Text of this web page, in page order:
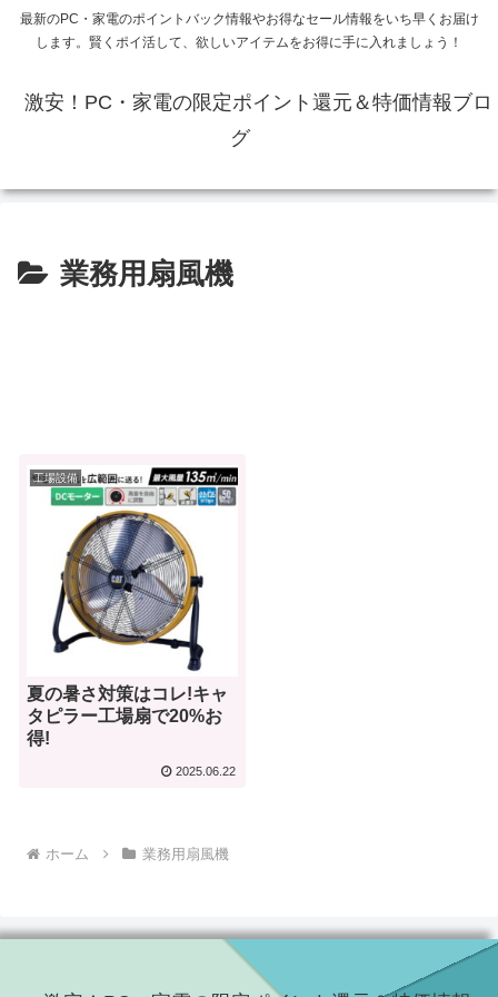
最新のPC・家電のポイントバック情報やお得なセール情報をいち早くお届け
します。賢くポイ活して、欲しいアイテムをお得に手に入れましょう！
激安！PC・家電の限定ポイント還元＆特価情報ブロ
グ
業務用扇風機
工場設備
夏の暑さ対策はコレ!キャ
タピラー工場扇で20%お
得!
2025.06.22
ホーム 業務用扇風機